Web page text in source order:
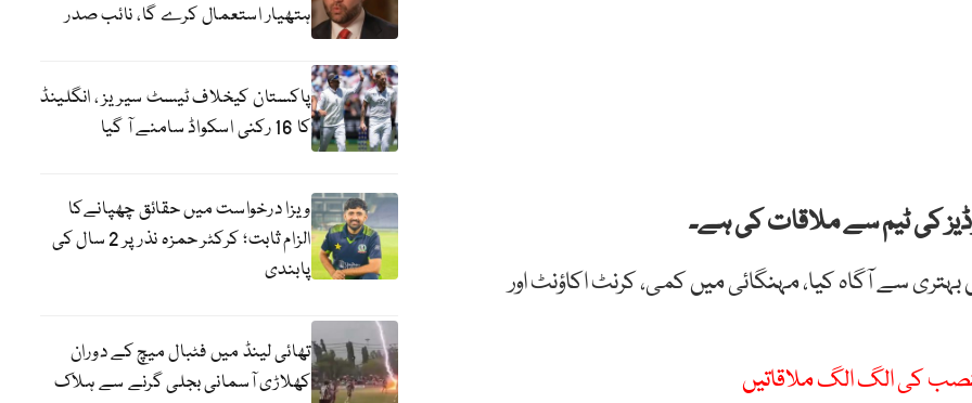
کی ٹیم سے ملاقات کی ہے۔
سے آگاہ کیا، مہنگائی میں کمی، کرنٹ اکاؤنٹ اور
کی الگ الگ ملاقاتیں
ہتھیار استعمال کرے گا، نائب صدر
پاکستان کیخلاف ٹیسٹ سیریز ، انگلینڈ
کا 16 رکنی اسکواڈ سامنے آ گیا
ویزا درخواست میں حقائق چھپانےکا
الزام ثابت؛ کرکٹر حمزہ نذر پر 2 سال کی
پابندی
تھائی لینڈ میں فٹبال میچ کے دوران
کھلاڑی آسمانی بجلی گرنے سے ہلاک